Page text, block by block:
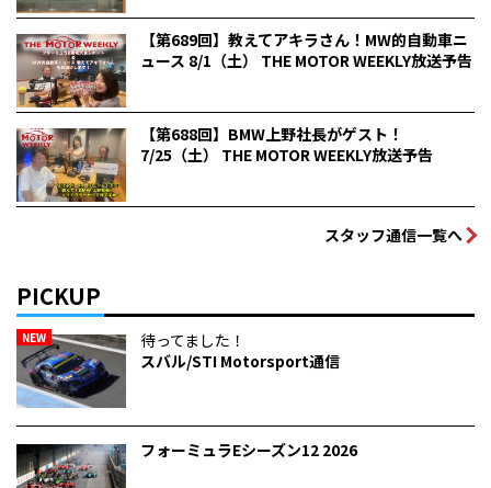
【第689回】教えてアキラさん！MW的自動車ニ
ュース 8/1（土） THE MOTOR WEEKLY放送予告
【第688回】BMW上野社長がゲスト！
7/25（土） THE MOTOR WEEKLY放送予告
スタッフ通信一覧へ
PICKUP
NEW
待ってました！
スバル/STI Motorsport通信
フォーミュラEシーズン12 2026